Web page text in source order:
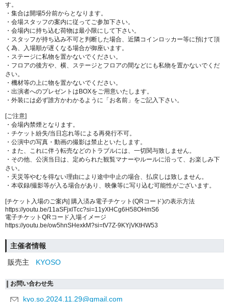
す。
・集合は開場5分前からとなります。
・会場スタッフの案内に従ってご参加下さい。
・会場内に持ち込む荷物は最小限にして下さい。
・スタッフが持ち込み不可と判断した場合、近隣コインロッカー等に預けて頂
く為、入場順が遅くなる場合が御座います。
・ステージに私物を置かないでください。
・フロアの後方や、横、ステージとフロアの間などにも私物を置かないでくだ
さい。
・機材等の上に物を置かないでください。
・出演者へのプレゼントはBOXをご用意いたします。
・外装には必ず誰方かわかるように「お名前」をご記入下さい。
[ご注意]
・会場内禁煙となります。
・チケット紛失/当日忘れ等による再発行不可。
・公演中の写真・動画の撮影は禁止といたします。
・また、これに伴う転売などのトラブルには、一切関与致しません。
・その他、公演当日は、定められた観覧マナーやルールに沿って、お楽しみ下
さい。
・天災等やむを得ない理由により途中中止の場合、払戻しは致しません。
・本収録/撮影等が入る場合があり、映像等に写り込む可能性がございます。
[チケット入場のご案内] 購入済み電子チケット(QRコード)の表示方法
https://youtu.be/11aSFjxlTcc?si=11yXHCg6H58OHmS6
電子チケットQRコード入場イメージ
https://youtu.be/ow5hnSHexkM?si=tV7Z-9KYjVKtHW53
主催者情報
販売主
KYOSO
お問い合わせ先
kyo.so.2024.11.29@gmail.com